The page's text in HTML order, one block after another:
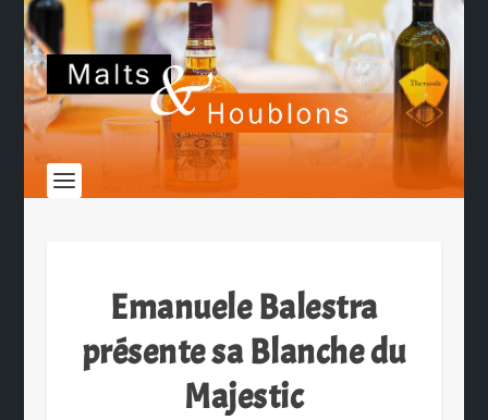
Emanuele Balestra
présente sa Blanche du
Majestic